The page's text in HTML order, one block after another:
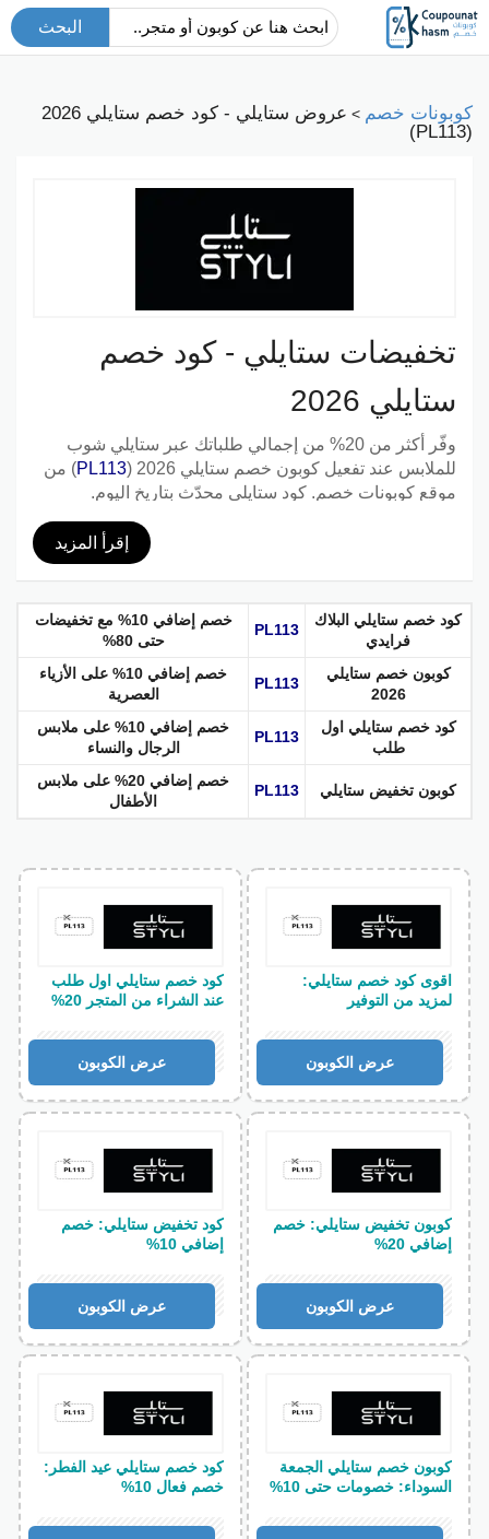
البحث
كوبونات خصم >
عروض ستايلي - كود خصم ستايلي 2026
(PL113)
إقرأ المزيد
تخفيضات ستايلي - كود خصم
ستايلي 2026
وفّر أكثر من 20% من إجمالي طلباتك عبر ستايلي شوب
للملابس عند تفعيل كوبون خصم ستايلي 2026 (
PL113) من
موقع كوبونات خصم. كود ستايلي محدّث بتاريخ اليوم.
كود خصم ستايلي البلاك
فرايدي
PL113
خصم إضافي 10% مع تخفيضات
حتى 80%
كوبون خصم ستايلي
2026
PL113
خصم إضافي 10% على الأزياء
العصرية
كود خصم ستايلي اول
طلب
PL113
خصم إضافي 10% على ملابس
الرجال والنساء
كوبون تخفيض ستايلي PL113
خصم إضافي 20% على ملابس
الأطفال
اقوى كود خصم ستايلي:
لمزيد من التوفير
عرض الكوبون
كود خصم ستايلي اول طلب
عند الشراء من المتجر 20%
عرض الكوبون
كوبون تخفيض ستايلي: خصم
إضافي 20%
عرض الكوبون
كود تخفيض ستايلي: خصم
إضافي 10%
عرض الكوبون
كوبون خصم ستايلي الجمعة
السوداء: خصومات حتى 10%
كود خصم ستايلي عيد الفطر:
خصم فعال 10%